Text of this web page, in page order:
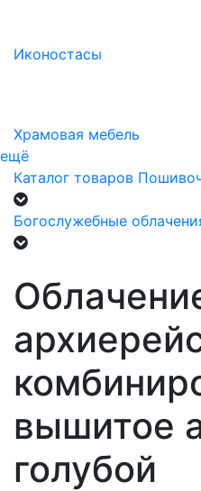
Иконостасы
Храмовая мебель
ещё
Каталог товаров
Богослужебные
вышитое
голубой